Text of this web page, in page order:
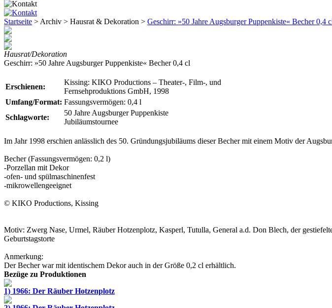
Startseite > Archiv > Hausrat & Dekoration > Geschirr: »50 Jahre Augsburger Puppenkiste« Becher 0,4
Hausrat/Dekoration
Geschirr: »50 Jahre Augsburger Puppenkiste« Becher 0,4 cl
Erschienen:
Kissing: KIKO Productions – Theater-, Film-, und
Fernsehproduktions GmbH, 1998
Umfang/Format: Fassungsvermögen: 0,4 l
Schlagworte:
50 Jahre Augsburger Puppenkiste
Jubiläumstournee
Im Jahr 1998 erschien anlässlich des 50. Gründungsjubiläums dieser Becher mit einem Motiv der
Becher (Fassungsvermögen: 0,2 l)
-Porzellan mit Dekor
-ofen- und spülmaschinenfest
-mikrowellengeeignet
© KIKO Productions, Kissing
Motiv: Zwerg Nase, Urmel, Räuber Hotzenplotz, Kasperl, Tutulla, General a.d. Don Blech, der
Geburtstagstorte
Anmerkung:
Der Becher war mit identischem Dekor auch in der Größe 0,2 cl erhältlich.
Bezüge zu Produktionen
1) 1966: Der Räuber Hotzenplotz